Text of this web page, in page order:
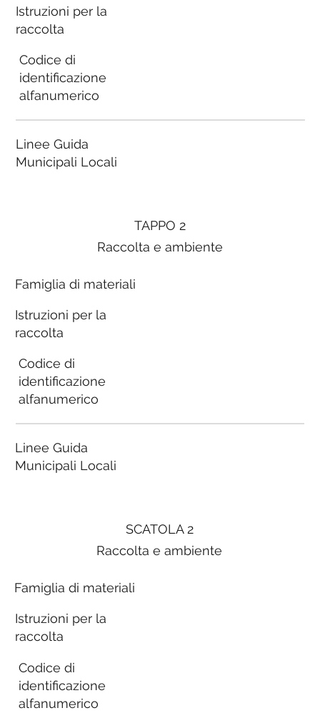
Istruzioni per la
raccolta
Codice di
identificazione
alfanumerico
Linee Guida
Municipali Locali
SCATOLA 2
Raccolta e ambiente
Famiglia di materiali
Istruzioni per la
raccolta
Codice di
identificazione
alfanumerico
TAPPO 2
Raccolta e ambiente
Famiglia di materiali
Istruzioni per la
raccolta
Codice di
identificazione
alfanumerico
Linee Guida
Municipali Locali